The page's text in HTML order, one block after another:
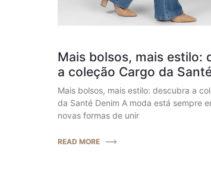
Mais bolsos, mais estilo:
a coleção Cargo da
Mais bolsos, mais estilo: descubra a
da Santé Denim A moda está sempre
novas formas de unir
READ MORE